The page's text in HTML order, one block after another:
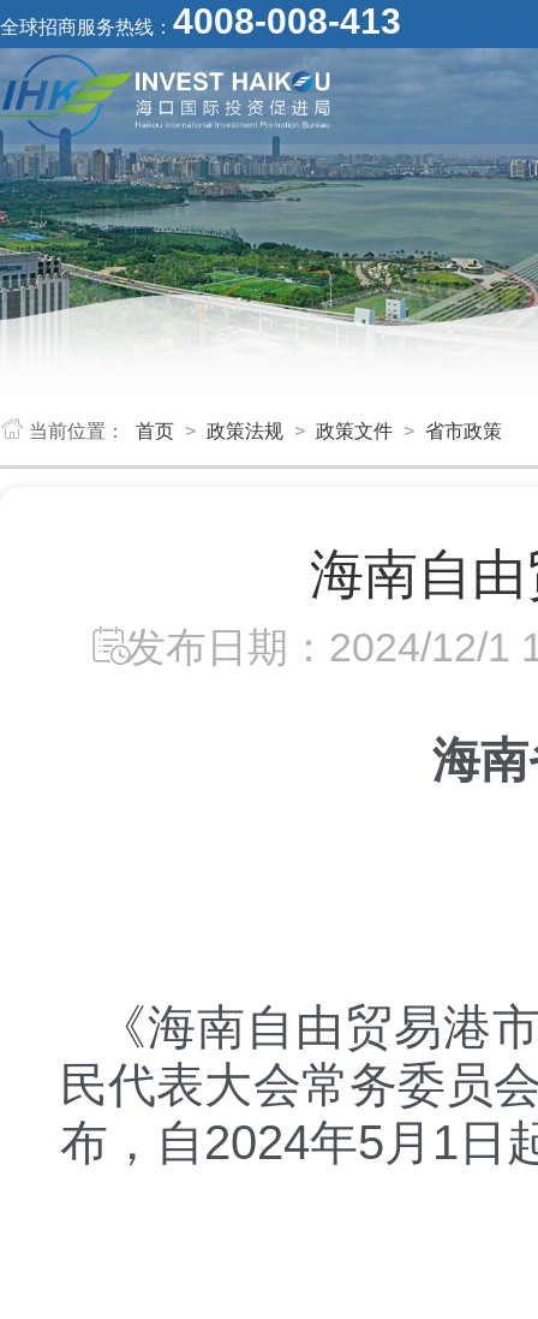
全球招商服务热线： 4008-008-413
当前位置： 首页 > 政策法规 > 政策文件 > 省市政策
海南自
发布日期：2024/12/1
海
《海南自由贸易港
民代表大会常务委员
布，自2024年5月1日